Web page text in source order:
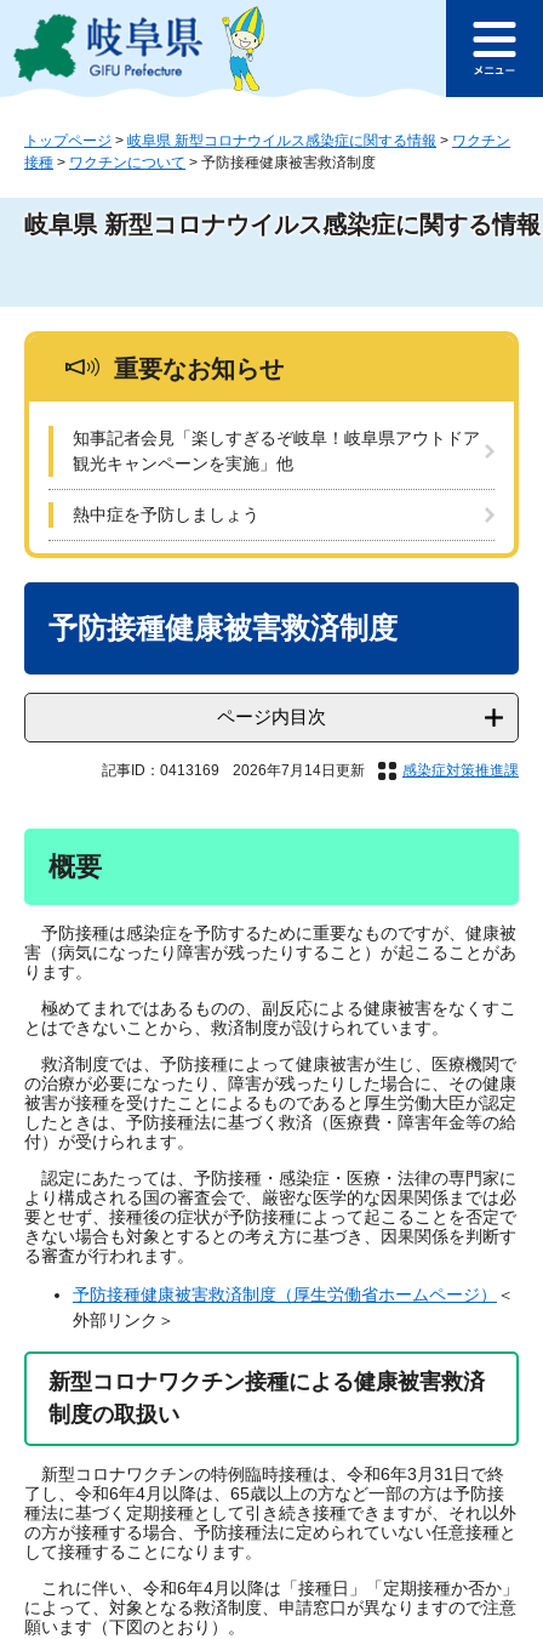
ジ
ュ
このページの本文へ
ュ
トップページ > 岐阜県 新型コロナウイルス感染症に関する情報 > ワクチン
接種 > ワクチンについて > 予防接種健康被害救済制度
岐阜県 新型コロナウイルス感染症に関する情報
重要なお知らせ
知事記者会見「楽しすぎるぞ岐阜！岐阜県アウトドア
観光キャンペーンを実施」他
熱中症を予防しましょう
予防接種健康被害救済制度
ページ内目次
記事ID：0413169 2026年7月14日更新 感染症対策推進課
概要
予防接種は感染症を予防するために重要なものですが、健康被
害（病気になったり障害が残ったりすること）が起こることがあ
ります。
極めてまれではあるものの、副反応による健康被害をなくすこ
とはできないことから、救済制度が設けられています。
救済制度では、予防接種によって健康被害が生じ、医療機関で
の治療が必要になったり、障害が残ったりした場合に、その健康
被害が接種を受けたことによるものであると厚生労働大臣が認定
したときは、予防接種法に基づく救済（医療費・障害年金等の給
付）が受けられます。
認定にあたっては、予防接種・感染症・医療・法律の専門家に
より構成される国の審査会で、厳密な医学的な因果関係までは必
要とせず、接種後の症状が予防接種によって起こることを否定で
きない場合も対象とするとの考え方に基づき、因果関係を判断す
る審査が行われます。
予防接種健康被害救済制度（厚生労働省ホームページ）
＜
外部リンク＞
新型コロナワクチン接種による健康被害救済
制度の取扱い
新型コロナワクチンの特例臨時接種は、令和6年3月31日で終
了し、令和6年4月以降は、65歳以上の方など一部の方は予防接
種法に基づく定期接種として引き続き接種できますが、それ以外
の方が接種する場合、予防接種法に定められていない任意接種と
して接種することになります。
これに伴い、令和6年4月以降は「接種日」「定期接種か否か」
によって、対象となる救済制度、申請窓口が異なりますので注意
願います（下図のとおり）。